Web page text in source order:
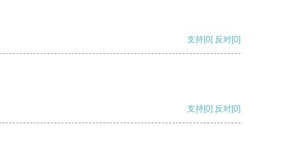
支持[0] 反对[0]
支持[0] 反对[0]